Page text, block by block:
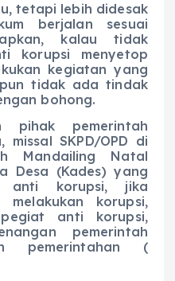
tetapi lebih didesak
berjalan sesuai
kalau tidak
korupsi menyetop
kegiatan yang
tidak ada tindak
bohong.
pihak pemerintah
SKPD/OPD di
Mandailing Natal
Desa (Kades) yang
anti korupsi, jika
korupsi,
anti korupsi,
pemerintah
pemerintahan (